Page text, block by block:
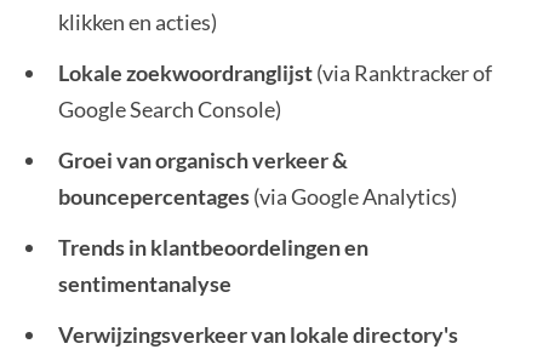
klikken en acties)
Lokale zoekwoordranglijst(via Ranktracker of
Google Search Console)
Groei van organisch verkeer &
bouncepercentages(via Google Analytics)
Trends in klantbeoordelingen en
sentimentanalyse
Verwijzingsverkeer van lokale directory's